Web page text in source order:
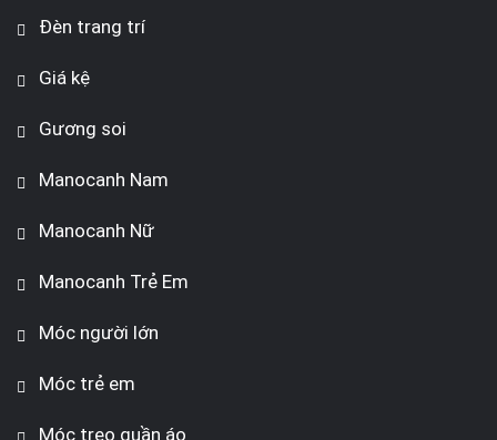
Đèn trang trí
Giá kệ
Gương soi
Manocanh Nam
Manocanh Nữ
Manocanh Trẻ Em
Móc người lớn
Móc trẻ em
Móc treo quần áo